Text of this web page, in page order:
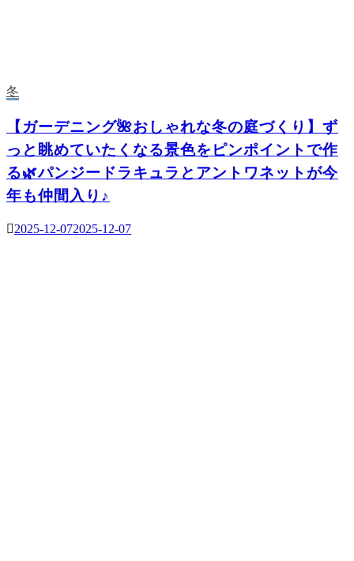
冬
【ガーデニング🌺おしゃれな冬の庭づくり】ず
っと眺めていたくなる景色をピンポイントで作
る🌿パンジードラキュラとアントワネットが今
年も仲間入り♪
2025-12-072025-12-07